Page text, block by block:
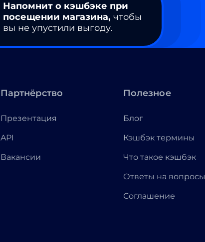
Напомнит о кэшбэке при
посещении магазина, чтобы
вы не упустили выгоду.
Партнёрство
Презентация
API
Вакансии
Полезное
Блог
Кэшбэк термины
Что такое кэшбэк
Ответы на вопросы
Соглашение